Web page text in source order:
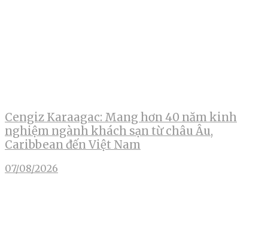
Cengiz Karaagac: Mang hơn 40 năm kinh
nghiệm ngành khách sạn từ châu Âu,
Caribbean đến Việt Nam
07/08/2026